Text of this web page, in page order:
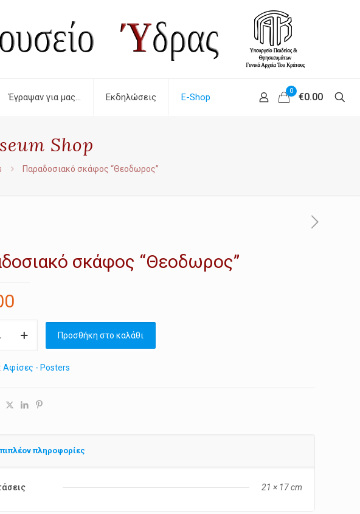
Έγραψαν για μας… Εκδηλώσεις E-Shop
0
€0.00
Shop
Παραδοσιακό σκάφος “Θεοδωρος”
σκάφος “Θεοδωρος”
Προσθήκη στο καλάθι
Αφίσες - Posters
πληροφορίες
21 × 17 cm